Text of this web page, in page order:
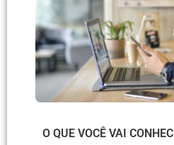
O QUE VOCÊ VAI